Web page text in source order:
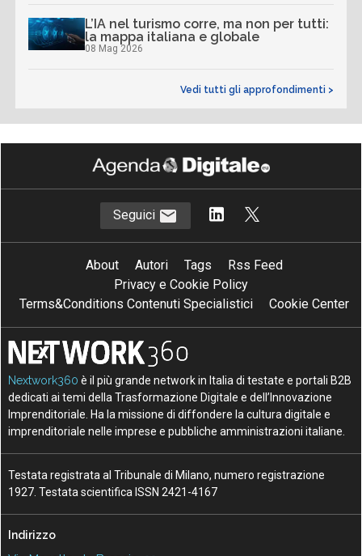
L’IA nel turismo corre, ma non per tutti:
la mappa italiana e globale
08 Mag 2026
Vedi tutti gli approfondimenti >
Seguici
About Autori Tags
Rss Feed
Privacy e Cookie Policy
Terms&Conditions Contenuti Specialistici
Cookie Center
Nextwork360 è il più grande network in Italia di testate e portali B2B
dedicati ai temi della Trasformazione Digitale e dell’Innovazione
Imprenditoriale. Ha la missione di diffondere la cultura digitale e
imprenditoriale nelle imprese e pubbliche amministrazioni italiane.
Testata registrata al Tribunale di Milano, numero registrazione
1927. Testata scientifica ISSN 2421-4167
Indirizzo